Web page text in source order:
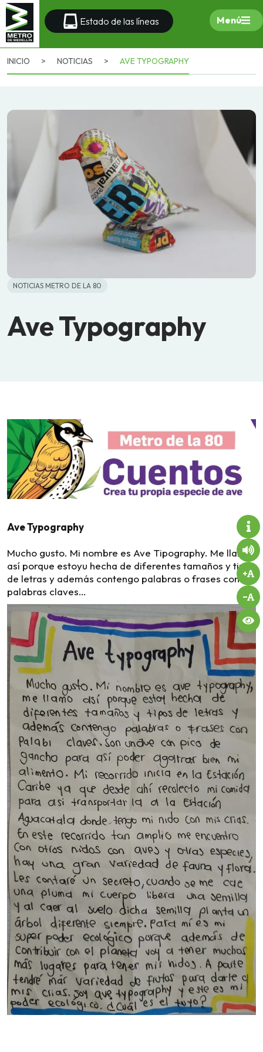
Estado de las líneas Menú
INICIO > NOTICIAS > AVE TYPOGRAPHY
NOTICIAS METRO DE LA 80
Ave Typography
Ave Typography
Mucho gusto. Mi nombre es Ave Tipography. Me llamo
así porque estoyu hecha de diferentes tamaños y tipos
de letras y además contengo palabras o frases con
palabras claves…